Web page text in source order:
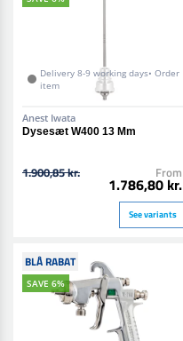
Delivery 8-9 working days• Order
item
Anest Iwata
Dysesæt W400 13 Mm
1.900,85 kr. From
1.786,80 kr.
See variants
BLÅ RABAT
SAVE 6%